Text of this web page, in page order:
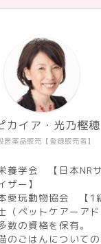
医薬品販売【登録販売者】
カイア・光乃樫穂
養学会 【日本NR
ザー】
愛玩動物協会 【1
（ペットケアーア
数の資格を保有。
のごはんについて